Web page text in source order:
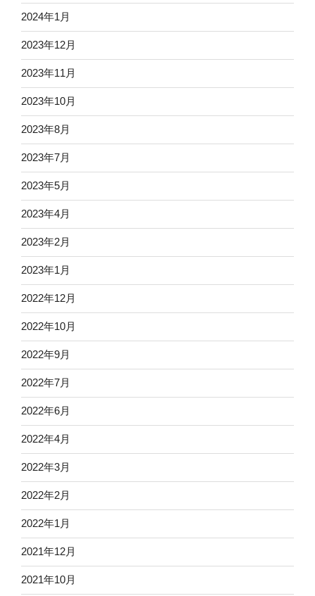
2024年1月
2023年12月
2023年11月
2023年10月
2023年8月
2023年7月
2023年5月
2023年4月
2023年2月
2023年1月
2022年12月
2022年10月
2022年9月
2022年7月
2022年6月
2022年4月
2022年3月
2022年2月
2022年1月
2021年12月
2021年10月